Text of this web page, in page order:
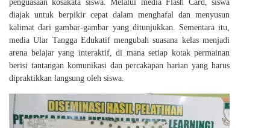
penguasaan kosakata siswa. Melalui media Flash Card, siswa
diajak untuk berpikir cepat dalam menghafal dan menyusun
kalimat dari gambar-gambar yang ditunjukkan. Sementara itu,
media Ular Tangga Edukatif mengubah suasana kelas menjadi
arena belajar yang interaktif, di mana setiap kotak permainan
berisi tantangan komunikasi dan percakapan harian yang harus
dipraktikkan langsung oleh siswa.